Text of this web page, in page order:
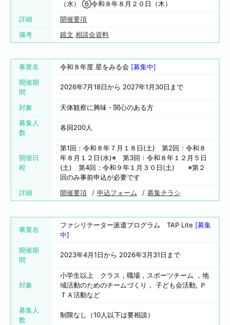
（水） ⑥令和８年８月２０日（木）
詳細
開催要項
備考
鏡文 相談会資料
事業名 令和８年度 星をみる会 [募集中]
開催期
間
2026年7月18日から 2027年1月30日まで
対象
天体観察に興味・関心のある方
募集人
数
各回200人
開催日
程
第1回：令和８年７月１８日(土) 第2回：令和８
年８月１２日(水)※ 第3回：令和８年１２月５日
(土) 第4回：令和９年１月３０日(土) ※第２
回のみ事前申込が必要です
詳細
開催要項 申込フォーム 募集チラシ
事業名
ファシリテーター派遣プログラム TAP Lite [募集
中]
開催期
間
2023年4月1日から 2026年3月31日まで
対象
小学生以上 クラス，職場，スポーツチーム ，地
域活動のためのチームづくり， 子ども会活動, Ｐ
ＴＡ活動など
募集人
数
制限なし（10人以下は要相談）